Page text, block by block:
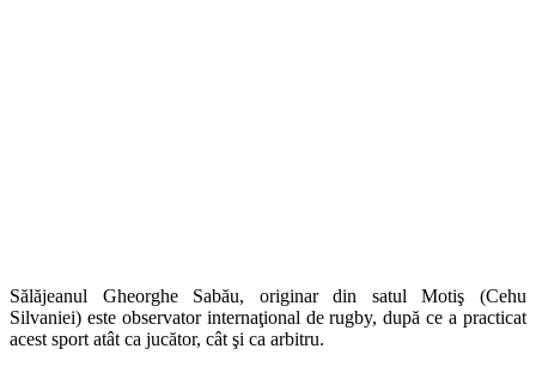
Sălăjeanul Gheorghe Sabău, originar din satul Motiş (Cehu
Silvaniei) este observator internaţional de rugby, după ce a practicat
acest sport atât ca jucător, cât şi ca arbitru.